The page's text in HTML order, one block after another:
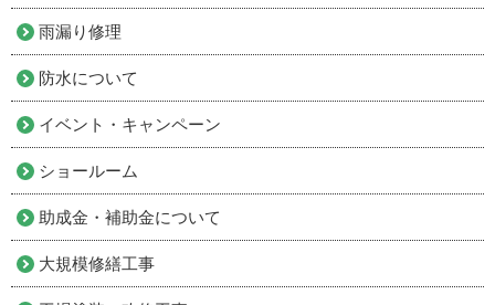
雨漏り修理
防水について
イベント・キャンペーン
ショールーム
助成金・補助金について
大規模修繕工事